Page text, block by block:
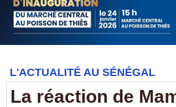
L'ACTUALITÉ AU SÉNÉGAL
La réaction de